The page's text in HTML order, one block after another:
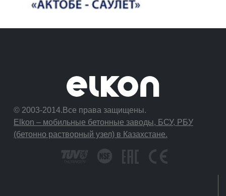
© 2003-2014.Все права защищены.
Elkon – мобильные бетонные заводы, БСУ, РБУ
(бетонно растворный узел) в Казахстане.